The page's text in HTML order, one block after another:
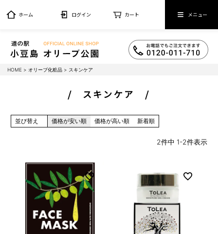
ホーム ログイン カート メニュー
HOME オリーブ化粧品 スキンケア
スキンケア
並び替え 価格が安い順 価格が高い順 新着順
2件中 1-2件表示